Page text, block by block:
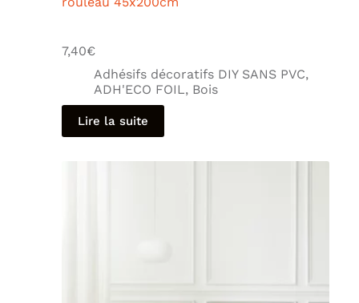
7,40€
Adhésifs décoratifs DIY SANS PVC,
ADH'ECO FOIL, Bois
Lire la suite